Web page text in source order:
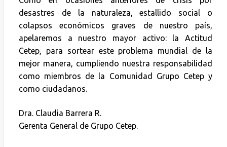
desastres de la naturaleza, estallido social o
colapsos económicos graves de nuestro país,
apelaremos a nuestro mayor activo: la Actitud
Cetep, para sortear este problema mundial de la
mejor manera, cumpliendo nuestra responsabilidad
como miembros de la Comunidad Grupo Cetep y
como ciudadanos.
Dra. Claudia Barrera R.
Gerenta General de Grupo Cetep.